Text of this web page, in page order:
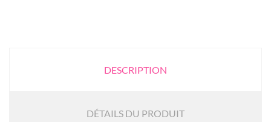
DESCRIPTION
DÉTAILS DU PRODUIT